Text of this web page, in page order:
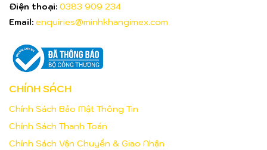
Điện thoại: 0383 909 234
Email: enquiries@minhkhangimex.com
CHÍNH SÁCH
Chính Sách Bảo Mật Thông Tin
Chính Sách Thanh Toán
Chính Sách Vận Chuyển & Giao Nhận